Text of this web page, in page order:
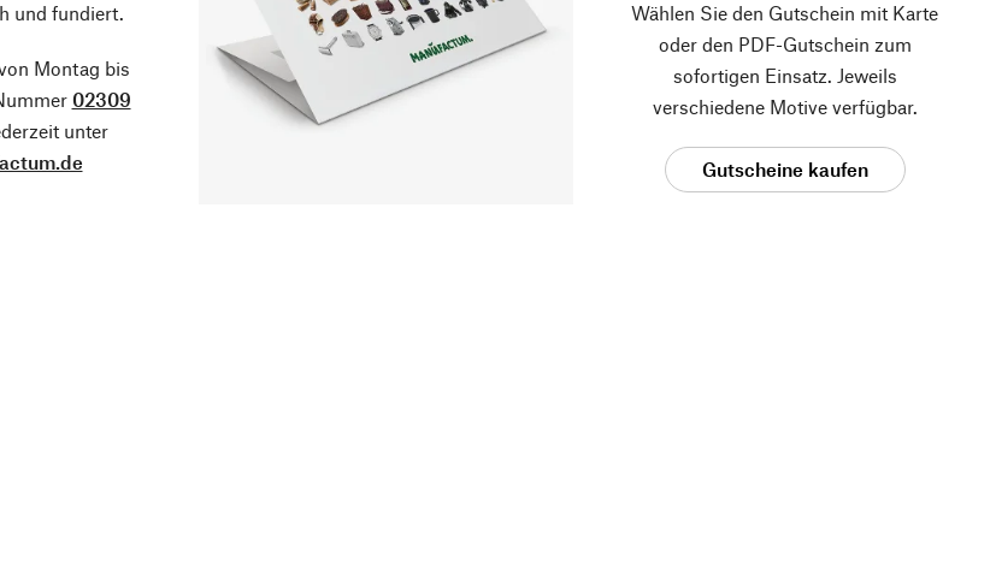
und fundiert.
Montag bis
02309
unter
Wählen Sie den Gutschein mit Karte
oder den PDF-Gutschein zum
sofortigen Einsatz. Jeweils
verschiedene Motive verfügbar.
Gutscheine kaufen